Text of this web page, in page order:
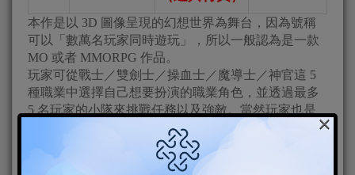
本作是以 3D 圖像呈現的幻想世界為舞台，因為號稱
可以「數萬名玩家同時遊玩」，所以一般認為是一款
MO 或者 MMORPG 作品。
玩家可從戰士／雙劍士／操血士／魔導士／神官這 5
種職業中選擇自己想要扮演的職業角色，並透過最多
5 名玩家的小隊來挑戰任務以及強敵。當然玩家也是
可以單獨遊玩的。另外，本作也有移動跟戰鬥可以輕
鬆進行的自動功能，以及「搭檔」騎乘寵物的培育要
素等內容。
×